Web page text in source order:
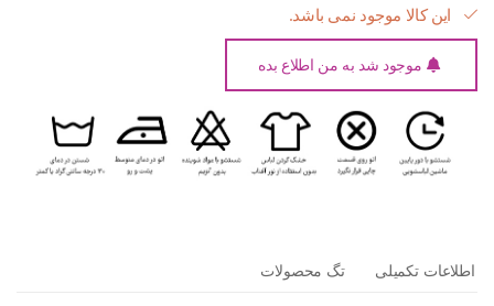
این کالا موجود نمی باشد.
موجود شد به من اطلاع بده
اطلاعات تکمیلی تگ محصولات